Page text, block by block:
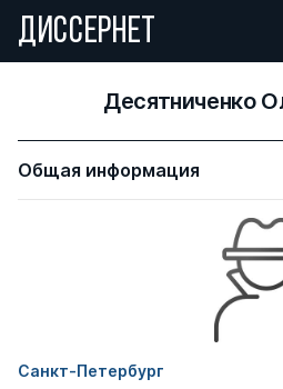
ДИССЕРНЕТ
Десятниченко
Общая информация
Санкт-Петербург